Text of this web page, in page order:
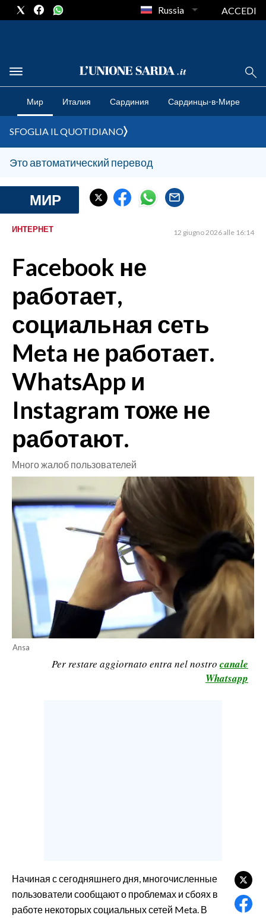
CRONACA SARDEGNA
CAGLIARI
SULCIS IGLESIENTE
MEDIO CAMPIDANO
SASSARI E PROVINCIA
NUORO E PROVINCIA
AGENDA
CRONACA
ITALIA
MONDO
POLITICA
ECONOMIA
SERVIZI ALLE IMPRESE
LAVORO
BANDI
SPORT
RISULTATI E CLASSIFICHE
CALCIO
CALCIO REGIONALE
BASKET
VOLLEY
MOTORI
TENNIS
FOTO
Russia ACCEDI
Мир Италия Сардиния Сардинцы-в-Мире
SFOGLIA IL QUOTIDIANO
Это автоматический перевод
МИР
ИНТЕРНЕТ 12 giugno 2026 alle 16:14
Facebook не
работает,
социальная сеть
Meta не работает.
WhatsApp и
Instagram тоже не
работают.
Много жалоб пользователей
Ansa
Per restare aggiornato entra nel nostro canale
Whatsapp
Начиная с сегодняшнего дня, многочисленные
пользователи сообщают о проблемах и сбоях в
работе некоторых социальных сетей Meta. В